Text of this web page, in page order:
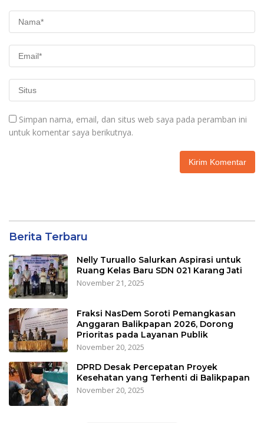
Simpan nama, email, dan situs web saya pada peramban ini
untuk komentar saya berikutnya.
Berita Terbaru
Nelly Turuallo Salurkan Aspirasi untuk
Ruang Kelas Baru SDN 021 Karang Jati
November 21, 2025
Fraksi NasDem Soroti Pemangkasan
Anggaran Balikpapan 2026, Dorong
Prioritas pada Layanan Publik
November 20, 2025
DPRD Desak Percepatan Proyek
Kesehatan yang Terhenti di Balikpapan
November 20, 2025